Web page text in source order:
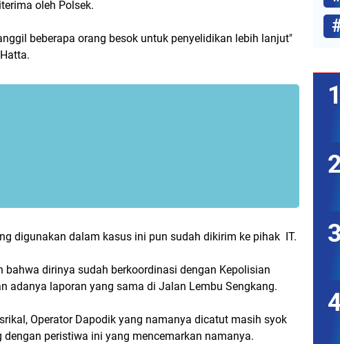
oleh Polsek.
beberapa orang besok untuk penyelidikan lebih lanjut"
digunakan dalam kasus ini pun sudah dikirim ke pihak IT.
bahwa dirinya sudah berkoordinasi dengan Kepolisian
adanya laporan yang sama di Jalan Lembu Sengkang.
Operator Dapodik yang namanya dicatut masih syok
dengan peristiwa ini yang mencemarkan namanya.